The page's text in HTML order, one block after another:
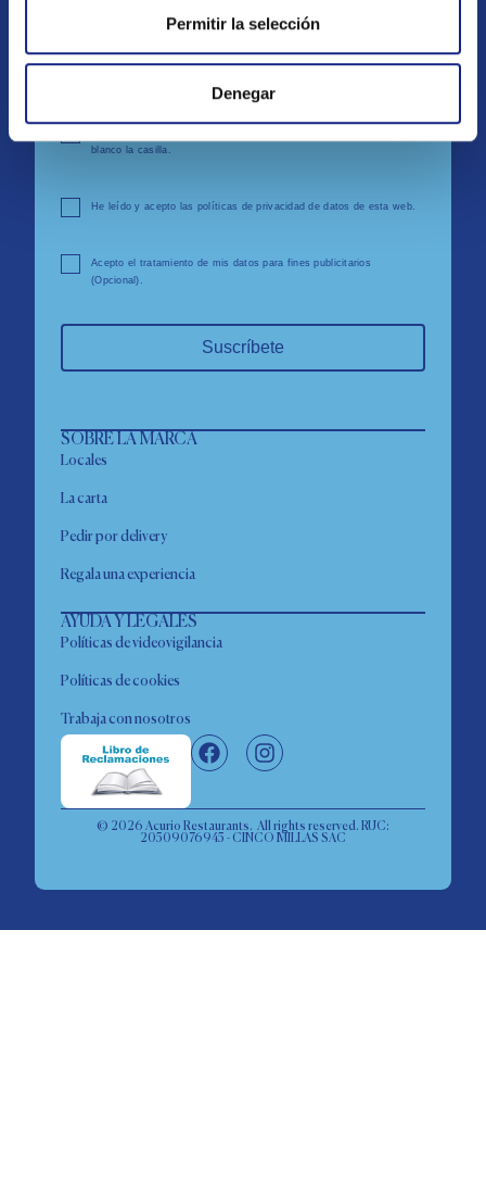
Permitir la selección
Denegar
blanco la casilla.
He leído y acepto las políticas de privacidad de datos de esta web.
Acepto el tratamiento de mis datos para fines publicitarios
(Opcional).
Suscríbete
SOBRE LA MARCA
Locales
La carta
Pedir por delivery
Regala una experiencia
AYUDA Y LEGALES
Políticas de videovigilancia
Políticas de cookies
Trabaja con nosotros
© 2026 Acurio Restaurants. All rights reserved. RUC:
20509076945 - CINCO MILLAS SAC